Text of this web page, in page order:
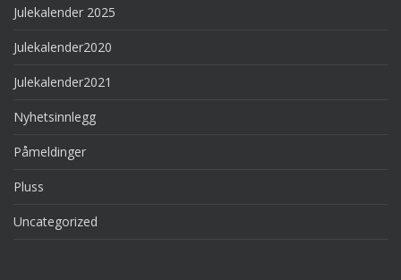
Julekalender 2025
Julekalender2020
Julekalender2021
Nyhetsinnlegg
Påmeldinger
Pluss
Uncategorized